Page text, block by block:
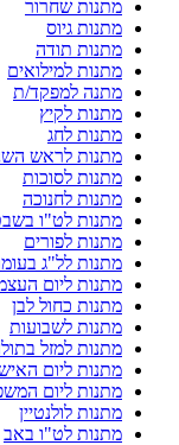
מתנות שחרור
מתנות גיוס
מתנות תודה
מתנות למילואים
מתנה למפקד/ת
מתנות לקיץ
מתנות לחג
מתנות לראש
מתנות לסוכות
מתנות לחנוכה
מתנות לט"ו
מתנות לפורים
מתנות לל"ג
מתנות ליום
מתנות כחול לבן
מתנות לשבועות
מתנות למזל
מתנות ליום
מתנות ליום
מתנות לולנטיין
מתנות לט"ו באב